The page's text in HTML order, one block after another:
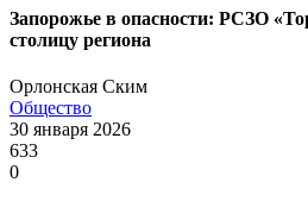
Запорожье в опасности: РСЗО
столицу региона
Орлонская Ским
Общество
30 января 2026
633
0